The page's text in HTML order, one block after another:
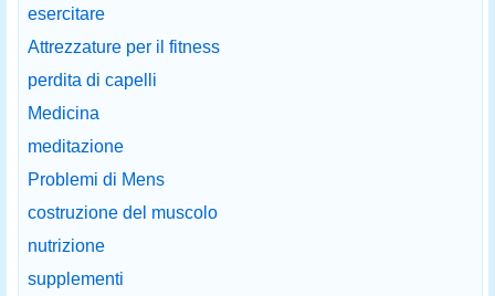
esercitare
Attrezzature per il fitness
perdita di capelli
Medicina
meditazione
Problemi di Mens
costruzione del muscolo
nutrizione
supplementi